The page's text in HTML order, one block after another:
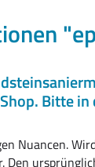
Bitte
Nuancen.
Den